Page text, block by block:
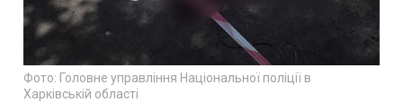
Фото: Головне управління Національної поліції в
Харківській області